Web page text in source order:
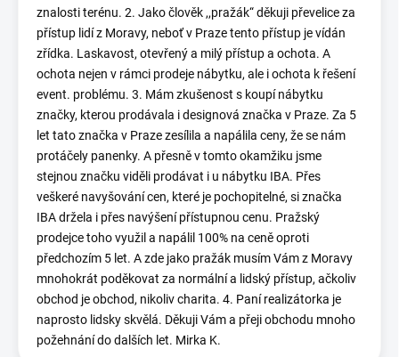
znalosti terénu. 2. Jako člověk ,,pražák“ děkuji převelice za
přístup lidí z Moravy, neboť v Praze tento přístup je vídán
zřídka. Laskavost, otevřený a milý přístup a ochota. A
ochota nejen v rámci prodeje nábytku, ale i ochota k řešení
event. problému. 3. Mám zkušenost s koupí nábytku
značky, kterou prodávala i designová značka v Praze. Za 5
let tato značka v Praze zesílila a napálila ceny, že se nám
protáčely panenky. A přesně v tomto okamžiku jsme
stejnou značku viděli prodávat i u nábytku IBA. Přes
veškeré navyšování cen, které je pochopitelné, si značka
IBA držela i přes navýšení přístupnou cenu. Pražský
prodejce toho využil a napálil 100% na ceně oproti
předchozím 5 let. A zde jako pražák musím Vám z Moravy
mnohokrát poděkovat za normální a lidský přístup, ačkoliv
obchod je obchod, nikoliv charita. 4. Paní realizátorka je
naprosto lidsky skvělá. Děkuji Vám a přeji obchodu mnoho
požehnání do dalších let. Mirka K.